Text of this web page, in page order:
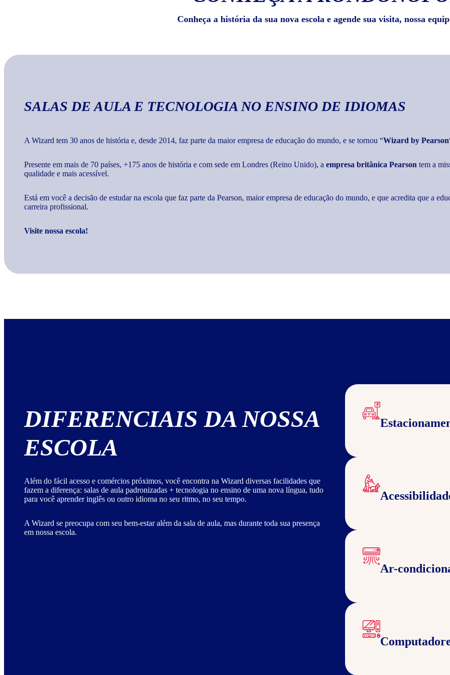
Conheça a história da sua nova escola e agende sua visita, nossa
SALAS DE AULA E TECNOLOGIA NO ENSINO DE IDIOMAS
A Wizard tem 30 anos de história e, desde 2014, faz parte da maior empresa de educação do mundo, e se tornou “Wizard by Pearson
Presente em mais de 70 países, +175 anos de história e com sede em Londres (Reino Unido), a empresa britânica Pearson tem a
qualidade e mais acessível.
Está em você a decisão de estudar na escola que faz parte da Pearson, maior empresa de educação do mundo, e que acredita que a
carreira profissional.
Visite nossa escola!
DIFERENCIAIS DA NOSSA
ESCOLA
Além do fácil acesso e comércios próximos, você encontra na Wizard diversas facilidades que
fazem a diferença: salas de aula padronizadas + tecnologia no ensino de uma nova língua, tudo
para você aprender inglês ou outro idioma no seu ritmo, no seu tempo.
A Wizard se preocupa com seu bem-estar além da sala de aula, mas durante toda sua presença
em nossa escola.
Ar-